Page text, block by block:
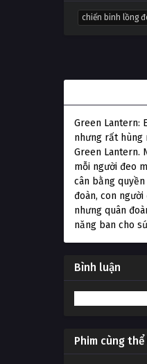
chiến binh lồng
Green Lantern:
nhưng rất hùng
Green Lantern.
mỗi người đeo
cân bằng
đoàn, con
nhưng quân
năng ban cho
Bình luận
Phim cùng